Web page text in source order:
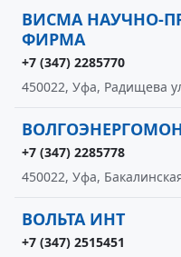
ВИСМА НАУЧНО-
ФИРМА
+7 (347) 2285770
450022, Уфа, Радищева
+7 (347) 2285778
450022, Уфа,
ВОЛЬТА ИНТ
+7 (347) 2515451